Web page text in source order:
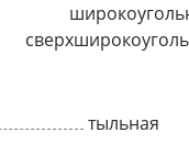
тыльная